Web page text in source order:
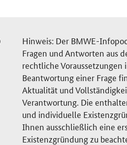
Hinweis: Der BMWE-
Fragen und Antworten aus
rechtliche
Beantwortung einer Frage
Aktualität und
Verantwortung. Die
und individuelle
Ihnen ausschließlich eine
Existenzgründung zu